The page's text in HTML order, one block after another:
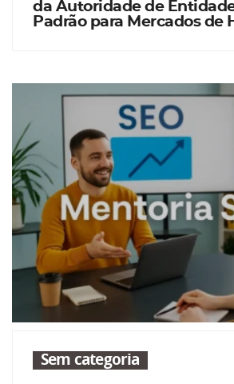
da Autoridade de
Padrão para Mercados de
Sem categoria